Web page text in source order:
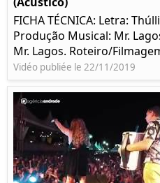
FICHA TÉCNICA: Letra:
Produção Musical: Mr.
Mr. Lagos. Roteiro/
Vidéo publiée le 22/11/2019